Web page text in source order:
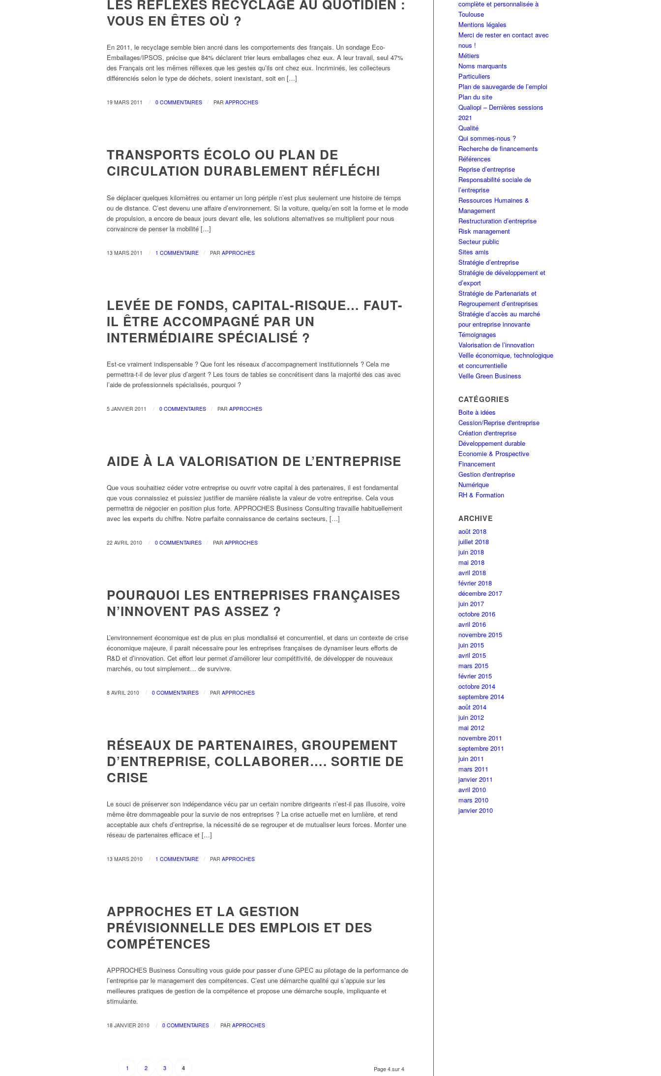
LES RÉFLEXES RECYCLAGE AU QUOTIDIEN :
VOUS EN ÊTES OÙ ?
En 2011, le recyclage semble bien ancré dans les comportements des français. Un sondage Eco-
Emballages/IPSOS, précise que 84% déclarent trier leurs emballages chez eux. A leur travail, seul 47%
des Français ont les mêmes réflexes que les gestes qu’ils ont chez eux. Incriminés, les collecteurs
différenciés selon le type de déchets, soient inexistant, soit en […]
19 MARS 2011 / 0 COMMENTAIRES / PAR APPROCHES
TRANSPORTS ÉCOLO OU PLAN DE
CIRCULATION DURABLEMENT RÉFLÉCHI
Se déplacer quelques kilomètres ou entamer un long périple n’est plus seulement une histoire de temps
ou de distance. C’est devenu une affaire d’environnement. Si la voiture, quelqu’en soit la forme et le mode
de propulsion, a encore de beaux jours devant elle, les solutions alternatives se multiplient pour nous
convaincre de penser la mobilité […]
13 MARS 2011 / 1 COMMENTAIRE / PAR APPROCHES
LEVÉE DE FONDS, CAPITAL-RISQUE… FAUT-
IL ÊTRE ACCOMPAGNÉ PAR UN
INTERMÉDIAIRE SPÉCIALISÉ ?
Est-ce vraiment indispensable ? Que font les réseaux d’accompagnement institutionnels ? Cela me
permettra-t-il de lever plus d’argent ? Les tours de tables se concrétisent dans la majorité des cas avec
l’aide de professionnels spécialisés, pourquoi ?
5 JANVIER 2011 / 0 COMMENTAIRES / PAR APPROCHES
AIDE À LA VALORISATION DE L’ENTREPRISE
Que vous souhaitiez céder votre entreprise ou ouvrir votre capital à des partenaires, il est fondamental
que vous connaissiez et puissiez justifier de manière réaliste la valeur de votre entreprise. Cela vous
permettra de négocier en position plus forte. APPROCHES Business Consulting travaille habituellement
avec les experts du chiffre. Notre parfaite connaissance de certains secteurs, […]
22 AVRIL 2010 / 0 COMMENTAIRES / PAR APPROCHES
POURQUOI LES ENTREPRISES FRANÇAISES
N’INNOVENT PAS ASSEZ ?
L’environnement économique est de plus en plus mondialisé et concurrentiel, et dans un contexte de crise
économique majeure, il parait nécessaire pour les entreprises françaises de dynamiser leurs efforts de
R&D et d’innovation. Cet effort leur permet d’améliorer leur compétitivité, de développer de nouveaux
marchés, ou tout simplement… de survivre.
8 AVRIL 2010 / 0 COMMENTAIRES / PAR APPROCHES
RÉSEAUX DE PARTENAIRES, GROUPEMENT
D’ENTREPRISE, COLLABORER…. SORTIE DE
CRISE
Le souci de préserver son indépendance vécu par un certain nombre dirigeants n’est-il pas illusoire, voire
même être dommageable pour la survie de nos entreprises ? La crise actuelle met en lumlière, et rend
acceptable aux chefs d’entreprise, la nécessité de se regrouper et de mutualiser leurs forces. Monter une
réseau de partenaires efficace et […]
13 MARS 2010 / 1 COMMENTAIRE / PAR APPROCHES
APPROCHES ET LA GESTION
PRÉVISIONNELLE DES EMPLOIS ET DES
COMPÉTENCES
APPROCHES Business Consulting vous guide pour passer d’une GPEC au pilotage de la performance de
l’entreprise par le management des compétences. C’est une démarche qualité qui s’appuie sur les
meilleures pratiques de gestion de la compétence et propose une démarche souple, impliquante et
stimulante.
18 JANVIER 2010 / 0 COMMENTAIRES / PAR APPROCHES
Page 4 sur 4
1 2 3 4
complète et personnalisée à
Toulouse
Mentions légales
Merci de rester en contact avec
nous !
Métiers
Noms marquants
Particuliers
Plan de sauvegarde de l’emploi
Plan du site
Qualiopi – Dernières sessions
2021
Qualité
Qui sommes-nous ?
Recherche de financements
Références
Reprise d’entreprise
Responsabilité sociale de
l’entreprise
Ressources Humaines &
Management
Restructuration d’entreprise
Risk management
Secteur public
Sites amis
Stratégie d’entreprise
Stratégie de développement et
d’export
Stratégie de Partenariats et
Regroupement d’entreprises
Stratégie d’accès au marché
pour entreprise innovante
Témoignages
Valorisation de l’innovation
Veille économique, technologique
et concurrentielle
Veille Green Business
CATÉGORIES
Boite à idées
Cession/Reprise d'entreprise
Création d'entreprise
Développement durable
Economie & Prospective
Financement
Gestion d'entreprise
Numérique
RH & Formation
ARCHIVE
août 2018
juillet 2018
juin 2018
mai 2018
avril 2018
février 2018
décembre 2017
juin 2017
octobre 2016
avril 2016
novembre 2015
juin 2015
avril 2015
mars 2015
février 2015
octobre 2014
septembre 2014
août 2014
juin 2012
mai 2012
novembre 2011
septembre 2011
juin 2011
mars 2011
janvier 2011
avril 2010
mars 2010
janvier 2010